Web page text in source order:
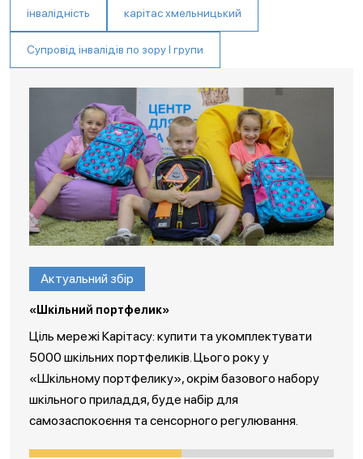
інвалідність карітас хмельницький
Супровід інвалідів по зору І групи
Актуальний збір
«Шкільний портфелик»
Ціль мережі Карітасу: купити та укомплектувати
5000 шкільних портфеликів. Цього року у
«Шкільному портфелику», окрім базового набору
шкільного приладдя, буде набір для
самозаспокоєння та сенсорного регулювання.